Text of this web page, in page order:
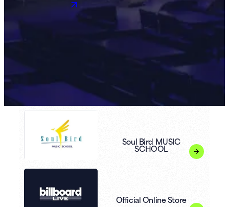
Soul Bird MUSIC
SCHOOL
Official Online Store